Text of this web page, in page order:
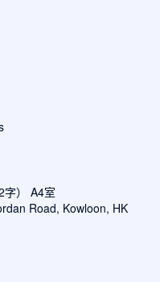
字） A4室
Road, Kowloon, HK